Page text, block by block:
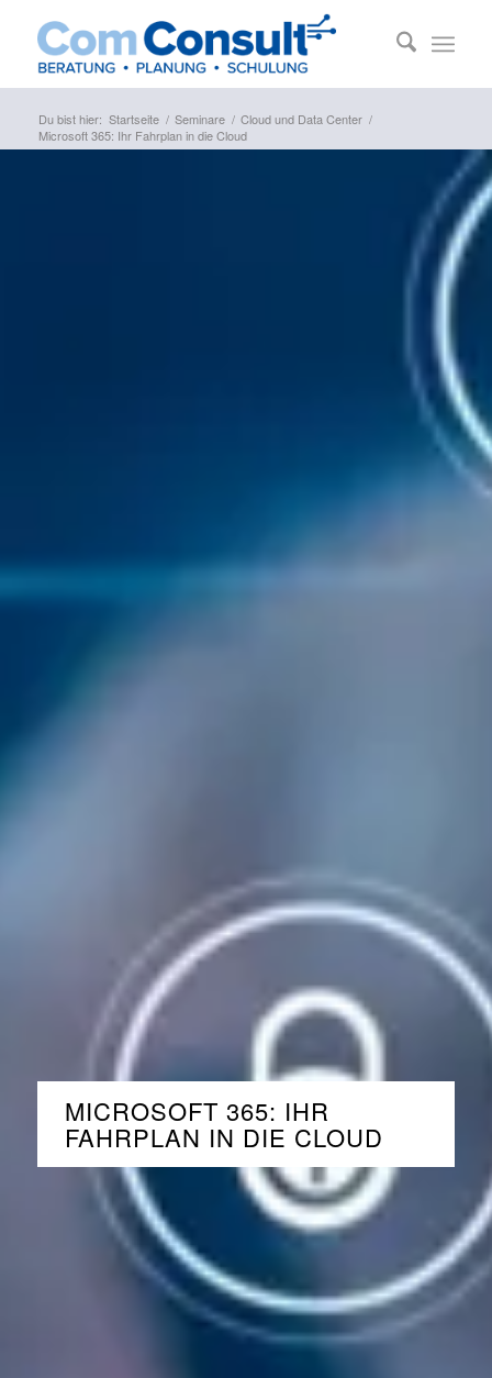
Du bist hier: Startseite / Seminare / Cloud und Data Center /
Microsoft 365: Ihr Fahrplan in die Cloud
MICROSOFT 365: IHR
FAHRPLAN IN DIE CLOUD